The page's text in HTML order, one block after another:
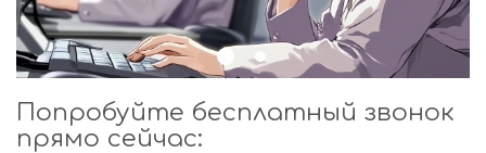
Попробуйте бесплатный звонок
прямо сейчас: